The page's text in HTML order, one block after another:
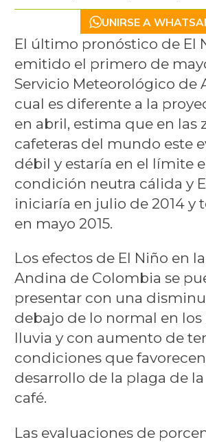
UNIRSE A
El último pronóstico de El
emitido el primero de
Servicio Meteorológico de
cual es diferente a la
en abril, estima que en las
cafeteras del mundo este
débil y estaría en el límite
condición neutra cálida y
iniciaría en julio de 2014 y
en mayo 2015.
Los efectos de El Niño en
Andina de Colombia se
presentar con una
debajo de lo normal en los
lluvia y con aumento de
condiciones que
desarrollo de la plaga de
café.
Las evaluaciones de